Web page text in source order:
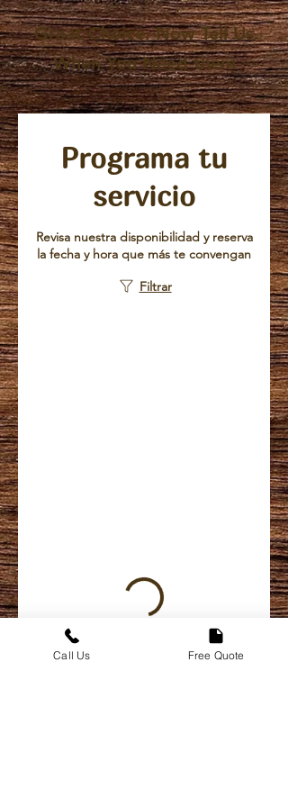
Great Choice, Now Tell Us
When You Need them
Programa tu
servicio
Revisa nuestra disponibilidad y reserva
la fecha y hora que más te convengan
Filtrar
Call Us Free Quote